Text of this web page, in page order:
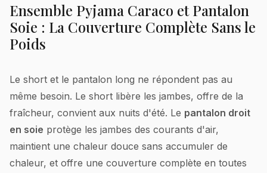
Ensemble Pyjama Caraco et Pantalon
Soie : La Couverture Complète Sans le
Poids
Le short et le pantalon long ne répondent pas au
même besoin. Le short libère les jambes, offre de la
fraîcheur, convient aux nuits d'été. Le pantalon droit
en soie protège les jambes des courants d'air,
maintient une chaleur douce sans accumuler de
chaleur, et offre une couverture complète en toutes